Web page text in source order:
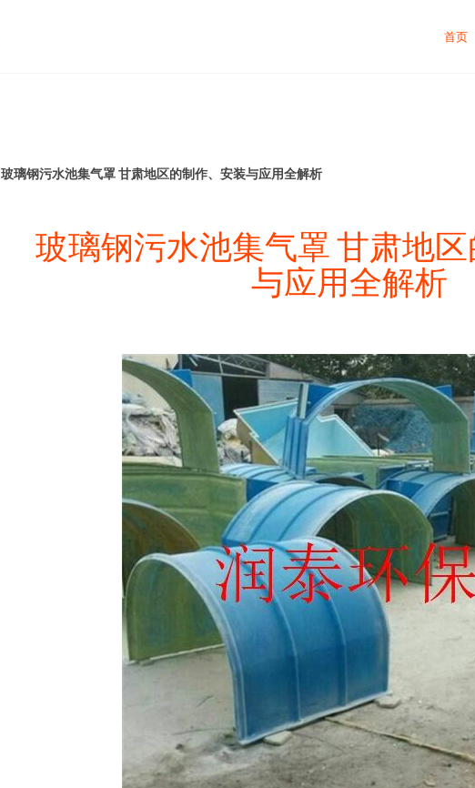
首页
玻璃钢污水池集气罩 甘肃地区的制作、安装与应用全解析
玻璃钢污水池集气罩 甘肃地
与应用全解析